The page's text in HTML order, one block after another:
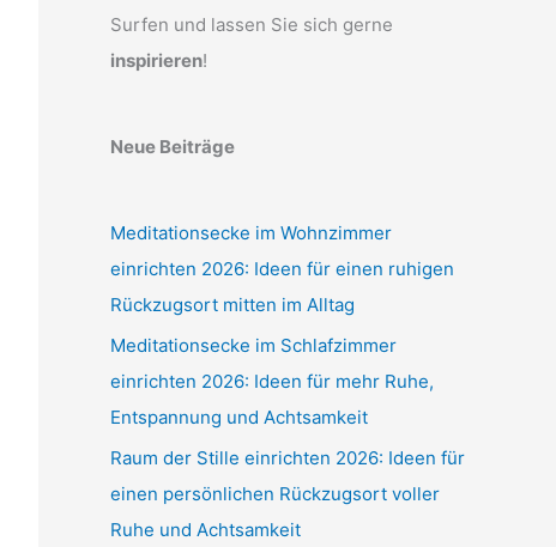
Surfen und lassen Sie sich gerne
inspirieren!
Neue Beiträge
Meditationsecke im Wohnzimmer
einrichten 2026: Ideen für einen ruhigen
Rückzugsort mitten im Alltag
Meditationsecke im Schlafzimmer
einrichten 2026: Ideen für mehr Ruhe,
Entspannung und Achtsamkeit
Raum der Stille einrichten 2026: Ideen für
einen persönlichen Rückzugsort voller
Ruhe und Achtsamkeit